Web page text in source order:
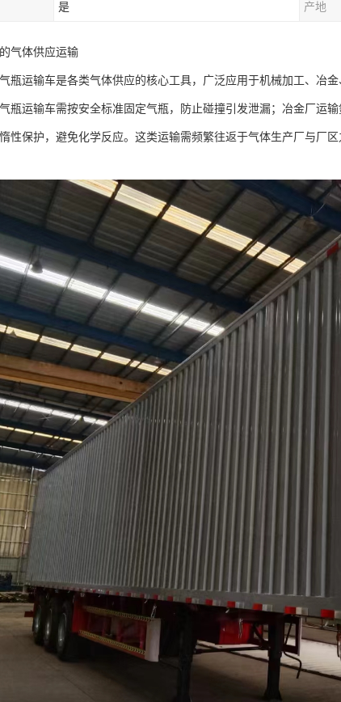
是 产地
气体供应运输​
瓶运输车是各类气体供应的核心工具，广泛应用于机械加工、冶
瓶运输车需按安全标准固定气瓶，防止碰撞引发泄漏；冶金厂运
性保护，避免化学反应。这类运输需频繁往返于气体生产厂与厂